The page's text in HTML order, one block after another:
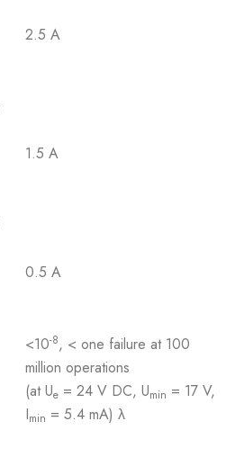
2.5 A
1.5 A
0.5 A
<10-8, < one failure at 100
million operations
(at Ue = 24 V DC, Umin = 17 V,
Imin = 5.4 mA) λ